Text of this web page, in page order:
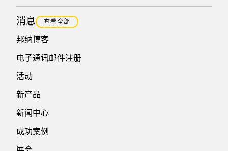
消息 查看全部
邦纳博客
电子通讯邮件注册
活动
新产品
新闻中心
成功案例